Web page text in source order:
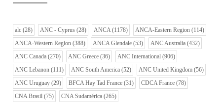
alc (28) ANC - Cyprus (28) ANCA (1178) ANCA-Eastern Region (114)
ANCA-Western Region (388) ANCA Glendale (53) ANC Australia (432)
ANC Canada (270) ANC Greece (36) ANC International (906)
ANC Lebanon (111) ANC South America (52) ANC United Kingdom (56)
ANC Uruguay (29) BFCA Hay Tad France (31) CDCA France (78)
CNA Brasil (75) CNA Sudamérica (265)